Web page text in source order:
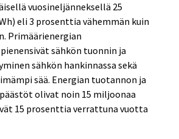
vuosineljänneksellä 25
eli 3 prosenttia vähemmän kuin
Primäärienergian
sähkön tuonnin ja
sähkön hankinnassa sekä
sää. Energian tuotannon ja
olivat noin 15 miljoonaa
15 prosenttia verrattuna vuotta